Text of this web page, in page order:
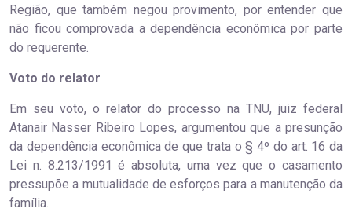
Região, que também negou provimento, por entender que
não ficou comprovada a dependência econômica por parte
do requerente.
Voto do relator
Em seu voto, o relator do processo na TNU, juiz federal
Atanair Nasser Ribeiro Lopes, argumentou que a presunção
da dependência econômica de que trata o § 4º do art. 16 da
Lei n. 8.213/1991 é absoluta, uma vez que o casamento
pressupõe a mutualidade de esforços para a manutenção da
família.